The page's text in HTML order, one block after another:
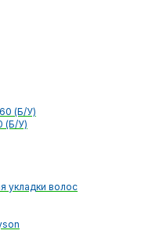
(Б/У)
(Б/У)
укладки волос